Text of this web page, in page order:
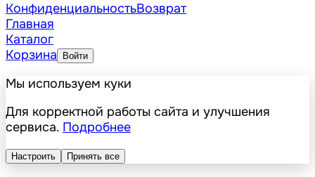
КонфиденциальностьВозврат
Главная
Каталог
Корзина
Войти
Мы используем куки
Для корректной работы сайта и улучшения
сервиса. Подробнее
Настроить Принять все